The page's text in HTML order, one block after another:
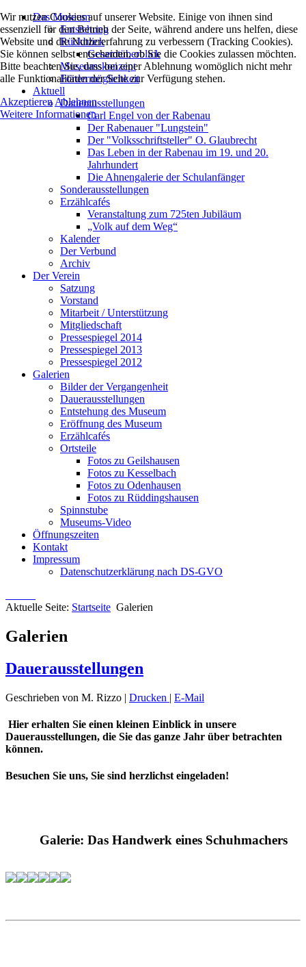
Das Museum
Entstehung
Rückblick
Gesamtüberblick
Museumskonzept
Fördermöglichkeit
Aktuell
Dauerausstellungen
Carl Engel von der Rabenau
Der Rabenauer "Lungstein"
Der "Volksschriftsteller" O. Glaubrecht
Das Leben in der Rabenau im 19. und 20.
Jahrhundert
Die Ahnengalerie der Schulanfänger
Sonderausstellungen
Erzählcafés
Veranstaltung zum 725ten Jubiläum
„Volk auf dem Weg“
Kalender
Der Verbund
Archiv
Der Verein
Satzung
Vorstand
Mitarbeit / Unterstützung
Mitgliedschaft
Pressespiegel 2014
Pressespiegel 2013
Pressespiegel 2012
Galerien
Bilder der Vergangenheit
Dauerausstellungen
Entstehung des Museum
Eröffnung des Museum
Erzählcafés
Ortsteile
Fotos zu Geilshausen
Fotos zu Kesselbach
Fotos zu Odenhausen
Fotos zu Rüddingshausen
Spinnstube
Museums-Video
Öffnungszeiten
Kontakt
Impressum
Datenschutzerklärung nach DS-GVO
Aktuelle Seite: Startseite Galerien
Galerien
Dauerausstellungen
Geschrieben von M. Rizzo | Drucken | E-Mail
Hier erhalten Sie einen kleinen Einblick in unsere
Dauerausstellungen, die Sie das ganze Jahr über betrachten
können.
Besuchen Sie uns, Sie sind herzlichst eingeladen!
Galerie: Das Handwerk eines Schuhmachers
Wir nutzen Cookies auf unserer Website. Einige von ihnen sind
essenziell für den Betrieb der Seite, während andere uns helfen, diese
Website und die Nutzererfahrung zu verbessern (Tracking Cookies).
Sie können selbst entscheiden, ob Sie die Cookies zulassen möchten.
Bitte beachten Sie, dass bei einer Ablehnung womöglich nicht mehr
alle Funktionalitäten der Seite zur Verfügung stehen.
Akzeptieren Ablehnen
Weitere Informationen